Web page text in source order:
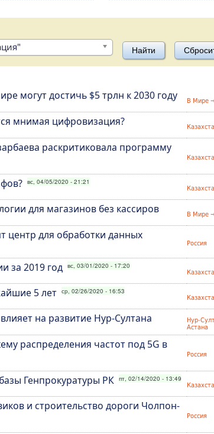
могут достичь $5 трлн к 2030 году В Мире
мнимая цифровизация?
раскритиковала программу
вс, 04/05/2020 - 21:21
для магазинов без кассиров В Мире
центр для обработки данных
Россия
за 2019 год вс, 03/01/2020 - 17:20
5 лет ср, 02/26/2020 - 16:53
на развитие Нур-Султана
Нур-
Астана
распределения частот под 5G в
Россия
Генпрокуратуры РК пт, 02/14/2020 - 13:49
и строительство дороги Чолпон-
Россия